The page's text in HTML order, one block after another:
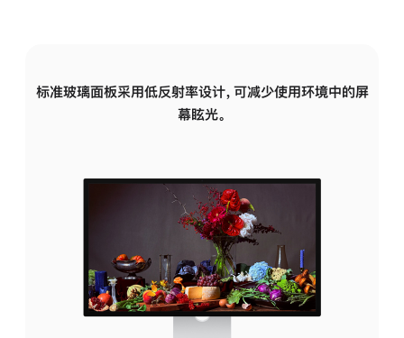
标准玻璃面板采用低反射率设计，可减少使用环境中的屏
幕眩光。